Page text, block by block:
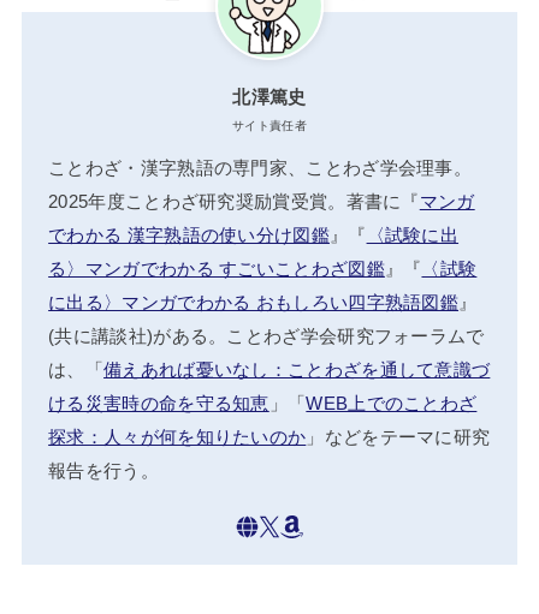
北澤篤史
サイト責任者
ことわざ・漢字熟語の専門家、ことわざ学会理事。
2025年度ことわざ研究奨励賞受賞。著書に『マンガ
でわかる 漢字熟語の使い分け図鑑』『 〈試験に出
る〉マンガでわかる すごいことわざ図鑑』『 〈試験
に出る〉マンガでわかる おもしろい四字熟語図鑑 』
(共に講談社)がある。ことわざ学会研究フォーラムで
は、「備えあれば憂いなし：ことわざを通して意識づ
ける災害時の命を守る知恵 」「WEB上でのことわざ
探求：人々が何を知りたいのか 」などをテーマに研究
報告を行う。